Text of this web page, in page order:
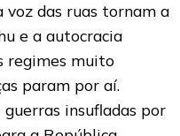
das ruas tornam a
e a autocracia
regimes muito
param por aí.
insufladas por